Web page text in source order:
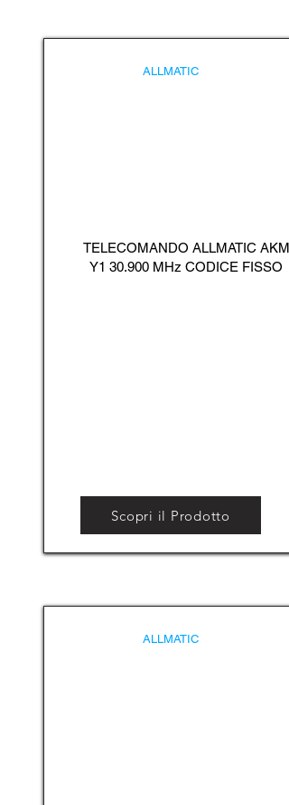
ALLMATIC
TELECOMANDO ALLMATIC AKM
Y1 30.900 MHz CODICE FISSO
Scopri il Prodotto
ALLMATIC